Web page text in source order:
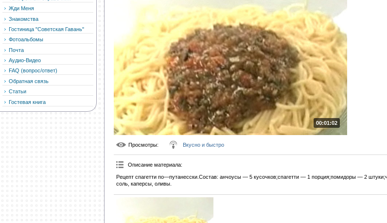
Жди Меня
Знакомства
Гостиница "Советская Гавань"
Фотоальбомы
Почта
Аудио-Видео
FAQ (вопрос/ответ)
Обратная связь
Статьи
Гостевая книга
00:01:02
Просмотры: Вкусно и быстро
Описание материала:
Рецепт спагетти по—путанесски.Состав: анчоусы — 5 кусочков;спагетти — 1 порция;помидоры — 2
соль, каперсы, оливы.